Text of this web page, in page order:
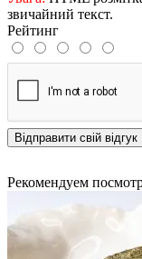
звичайний текст.
Рейтинг
Відправити свій відгук
Рекомендуем